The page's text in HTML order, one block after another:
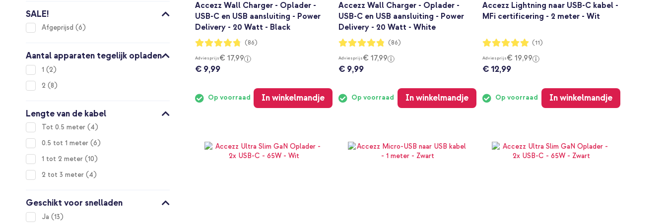
Accezz Wall Charger - Oplader -
USB-C en USB aansluiting - Power
Delivery - 20 Watt - Black
Waardering:
95%
(86)
Adviesprijs€ 17,99
€ 9,99
Op voorraad In winkelmandje
Accezz Wall Charger - Oplader -
USB-C en USB aansluiting - Power
Delivery - 20 Watt - White
Waardering:
95%
(86)
Adviesprijs€ 17,99
€ 9,99
Op voorraad In winkelmandje
Accezz Lightning naar USB-C kabel -
MFi certificering - 2 meter - Wit
Waardering:
100%
(11)
Adviesprijs€ 19,99
€ 12,99
Op voorraad In winkelmandje
SALE!
Afgeprijsd 6
items
Aantal apparaten tegelijk opladen
1 2
items
2
8
items
Lengte van de kabel
Tot 0.5 meter 4
items
0.5 tot 1 meter 6
items
1 tot 2 meter 10
items
2 tot 3 meter
4
items
Geschikt voor snelladen
Ja 13
items